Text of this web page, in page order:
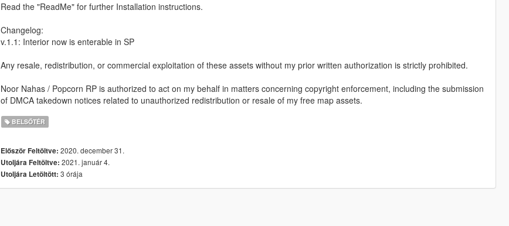
Read the "ReadMe" for further Installation instructions.
Changelog:
v.1.1: Interior now is enterable in SP
Any resale, redistribution, or commercial exploitation of these assets without my prior written authorization is strictly prohibited.
Noor Nahas / Popcorn RP is authorized to act on my behalf in matters concerning copyright enforcement, including the submission
of DMCA takedown notices related to unauthorized redistribution or resale of my free map assets.
BELSŐTÉR
Először Feltöltve: 2020. december 31.
Utoljára Feltöltve: 2021. január 4.
Utoljára Letöltött: 3 órája